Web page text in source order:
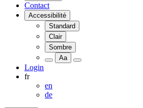
Contact
Accessibilité
Standard
Clair
Sombre
Aa
Login
fr
en
de